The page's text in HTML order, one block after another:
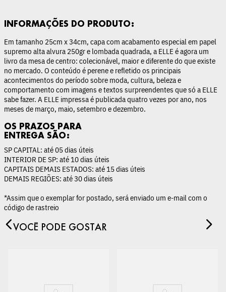
INFORMAÇÕES DO PRODUTO:
Em tamanho 25cm x 34cm, capa com acabamento especial em papel
supremo alta alvura 250gr e lombada quadrada, a ELLE é agora um
livro da mesa de centro: colecionável, maior e diferente do que existe
no mercado. O conteúdo é perene e refletido os principais
acontecimentos do período sobre moda, cultura, beleza e
comportamento com imagens e textos surpreendentes que só a ELLE
sabe fazer. A ELLE impressa é publicada quatro vezes por ano, nos
meses de março, maio, setembro e dezembro.
OS PRAZOS PARA
ENTREGA SÃO:
SP CAPITAL: até 05 dias úteis
INTERIOR DE SP: até 10 dias úteis
CAPITAIS DEMAIS ESTADOS: até 15 dias úteis
DEMAIS REGIÕES: até 30 dias úteis
*Assim que o exemplar for postado, será enviado um e-mail com o
código de rastreio
VOCÊ PODE GOSTAR